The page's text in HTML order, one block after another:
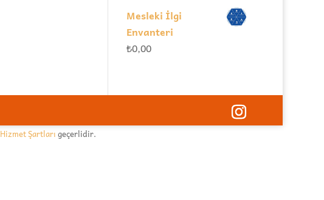
Mesleki İlgi
Envanteri
₺0,00
Hizmet Şartlarıgeçerlidir.